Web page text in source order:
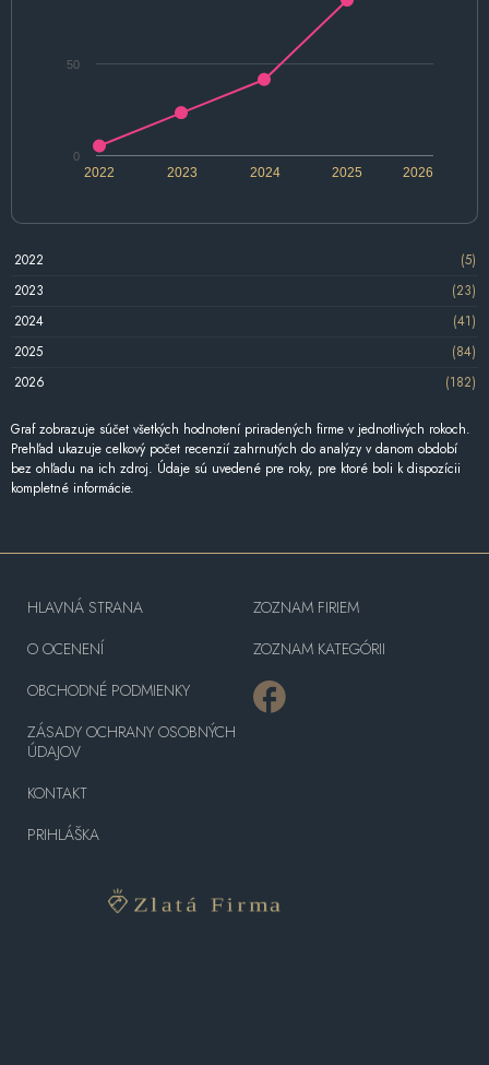
2022 2024 2026
2023 2025
0
50
2022
(5)
2023
(23)
2024
(41)
2025
(84)
2026
(182)
Graf zobrazuje súčet všetkých hodnotení priradených firme v jednotlivých rokoch.
Prehľad ukazuje celkový počet recenzií zahrnutých do analýzy v danom období
bez ohľadu na ich zdroj. Údaje sú uvedené pre roky, pre ktoré boli k dispozícii
kompletné informácie.
HLAVNÁ STRANA
O OCENENÍ
OBCHODNÉ PODMIENKY
ZÁSADY OCHRANY OSOBNÝCH
ÚDAJOV
KONTAKT
PRIHLÁŠKA
ZOZNAM FIRIEM
ZOZNAM KATEGÓRII